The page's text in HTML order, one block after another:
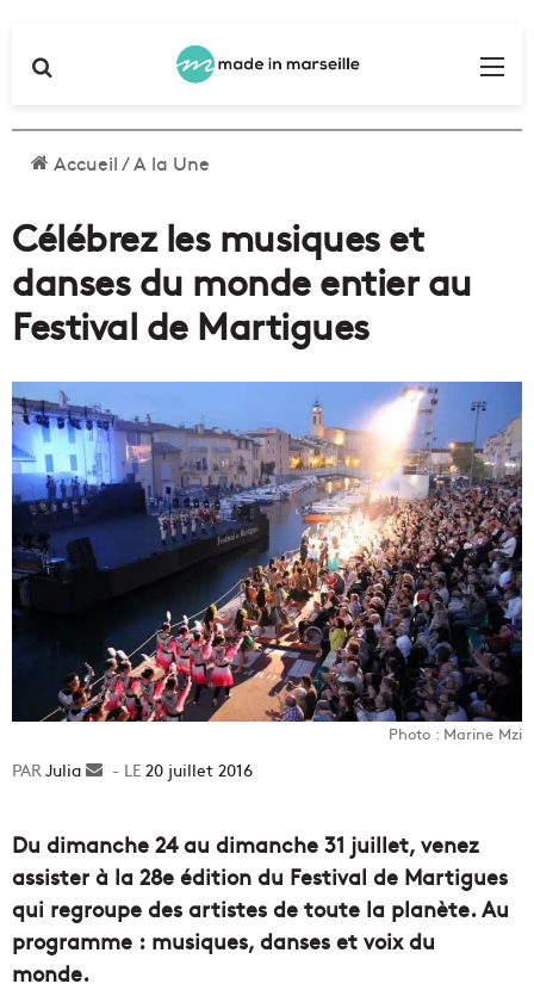
Accueil/A la Une
Célébrez les musiques et
danses du monde entier au
Festival de Martigues
Photo : Marine Mzi
Julia
Envoyer20 juillet 2016
Du dimanche 24 au dimanche 31 juillet, venez
assister à la 28e édition du Festival de Martigues
qui regroupe des artistes de toute la planète. Au
programme : musiques, danses et voix du
monde.